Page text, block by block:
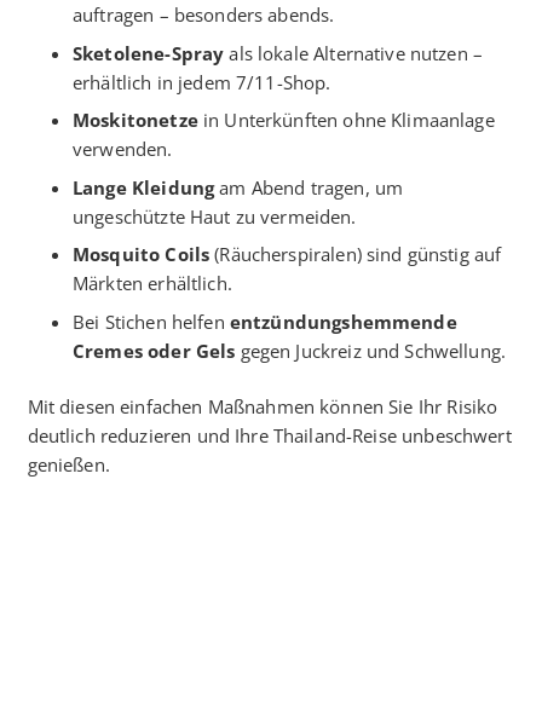
auftragen – besonders abends.
Sketolene-Spray als lokale Alternative nutzen –
erhältlich in jedem 7/11-Shop.
Moskitonetzein Unterkünften ohne Klimaanlage
verwenden.
Lange Kleidungam Abend tragen, um
ungeschützte Haut zu vermeiden.
Mosquito Coils (Räucherspiralen) sind günstig auf
Märkten erhältlich.
Bei Stichen helfen entzündungshemmende
Cremes oder Gels gegen Juckreiz und Schwellung.
Mit diesen einfachen Maßnahmen können Sie Ihr Risiko
deutlich reduzieren und Ihre Thailand-Reise unbeschwert
genießen.